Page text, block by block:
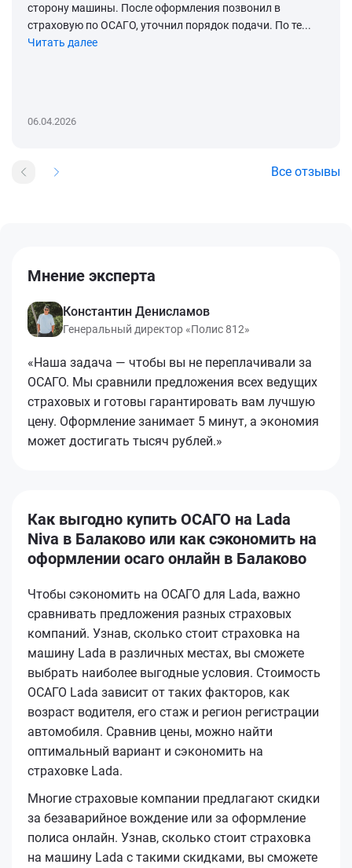
сторону машины. После оформления позвонил в
страховую по ОСАГО, уточнил порядок подачи. По те...
Читать далее
06.04.2026
Все отзывы
Мнение эксперта
Константин Денисламов
Генеральный директор «Полис 812»
«Наша задача — чтобы вы не переплачивали за
ОСАГО. Мы сравнили предложения всех ведущих
страховых и готовы гарантировать вам лучшую
цену. Оформление занимает 5 минут, а экономия
может достигать тысяч рублей.»
Как выгодно купить ОСАГО на Lada
Niva в Балаково или как сэкономить на
оформлении осаго онлайн в Балаково
Чтобы сэкономить на ОСАГО для Lada, важно
сравнивать предложения разных страховых
компаний. Узнав, сколько стоит страховка на
машину Lada в различных местах, вы сможете
выбрать наиболее выгодные условия. Стоимость
ОСАГО Lada зависит от таких факторов, как
возраст водителя, его стаж и регион регистрации
автомобиля. Сравнив цены, можно найти
оптимальный вариант и сэкономить на
страховке Lada.
Многие страховые компании предлагают скидки
за безаварийное вождение или за оформление
полиса онлайн. Узнав, сколько стоит страховка
на машину Lada с такими скидками, вы сможете